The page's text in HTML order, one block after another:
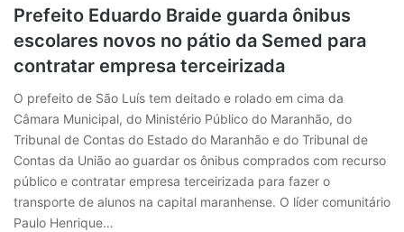
Prefeito Eduardo Braide guarda ônibus
escolares novos no pátio da Semed para
contratar empresa terceirizada
O prefeito de São Luís tem deitado e rolado em cima da
Câmara Municipal, do Ministério Público do Maranhão, do
Tribunal de Contas do Estado do Maranhão e do Tribunal de
Contas da União ao guardar os ônibus comprados com recurso
público e contratar empresa terceirizada para fazer o
transporte de alunos na capital maranhense. O líder comunitário
Paulo Henrique…